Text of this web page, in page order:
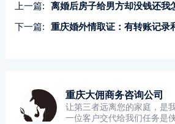
上一篇:
离婚后房子给男方却没钱还我
下一篇:
重庆婚外情取证：有转账记录和电话
重庆大佣商务咨询公司
让第三者远离您的家庭，是
一位客户交代给我们任务是